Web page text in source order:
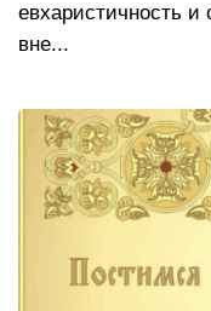
евхаристичность
вне...